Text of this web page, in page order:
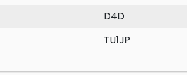
D4D
TU1JP